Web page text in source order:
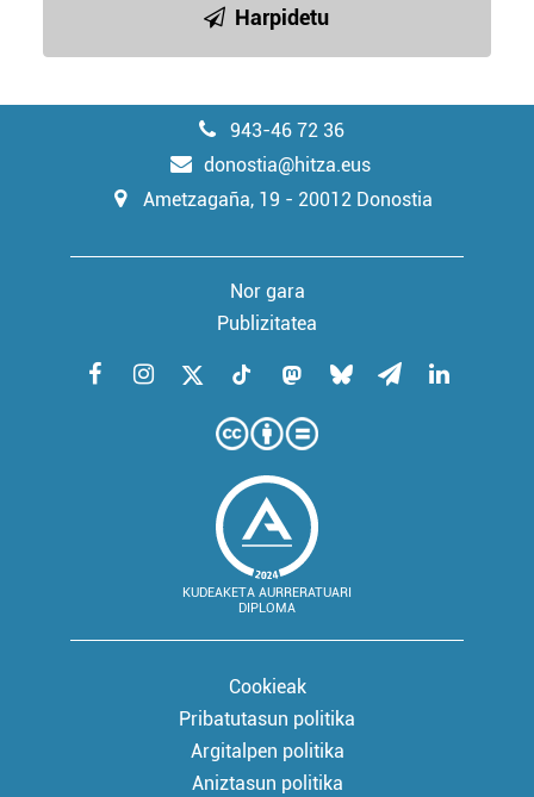
Harpidetu
943-46 72 36
donostia@hitza.eus
Ametzagaña, 19 - 20012 Donostia
Nor gara
Publizitatea
KUDEAKETA AURRERATUARI
DIPLOMA
Cookieak
Pribatutasun politika
Argitalpen politika
Aniztasun politika